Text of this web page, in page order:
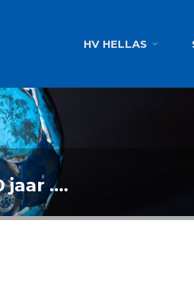
HV HELLAS
jaar ….